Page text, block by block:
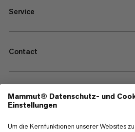
Service
Contact